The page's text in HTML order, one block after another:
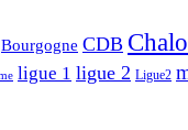
Bourgogne CDB
ligue 1 ligue 2 Ligue2